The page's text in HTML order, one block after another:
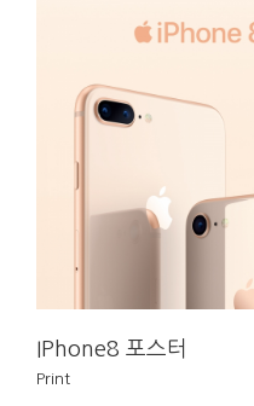
IPhone8 포스터
Print